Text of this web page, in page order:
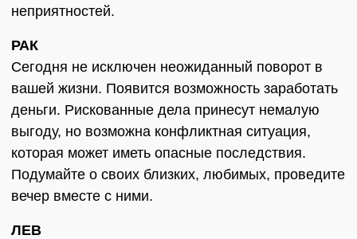
неприятностей.
РАК
Сегодня не исключен неожиданный поворот в
вашей жизни. Появится возможность заработать
деньги. Рискованные дела принесут немалую
выгоду, но возможна конфликтная ситуация,
которая может иметь опасные последствия.
Подумайте о своих близких, любимых, проведите
вечер вместе с ними.
ЛЕВ